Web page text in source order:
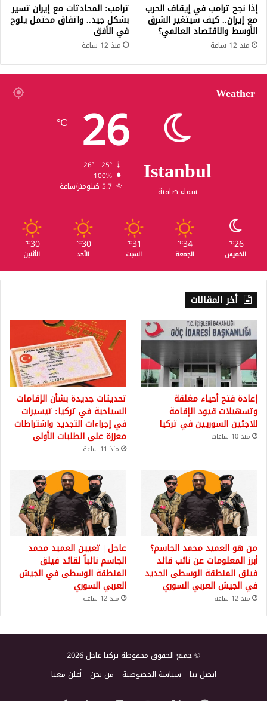
إذا نجح ترامب في إيقاف الحرب
مع إيران.. كيف سيتغير الشرق
الأوسط والاقتصاد العالمي؟
منذ 12 ساعة
ترامب: المحادثات مع إيران تسير
بشكل جيد.. واتفاق محتمل يلوح
في الأفق
منذ 12 ساعة
Weather
Istanbul
سماء صافية
26
℃
26º - 25º
100%
5.7 كيلومتر/ساعة
26
℃
الخميس
34
℃
الجمعة
31
℃
السبت
30
℃
الأحد
30
℃
الأثنين
أخر المقالات
إعادة فتح أحياء مغلقة
وتسهيلات قيود الإقامة
للاجئين السوريين في تركيا
منذ 10 ساعات
تحديثات جديدة بشأن الإقامات
السياحية في تركيا: تيسيرات
في إجراءات التجديد واشتراطات
معززة على الطلبات الأولى
منذ 11 ساعة
من هو العميد محمد الجاسم؟
أبرز المعلومات عن نائب قائد
فيلق المنطقة الوسطى الجديد
في الجيش العربي السوري
منذ 12 ساعة
عاجل | تعيين العميد محمد
الجاسم نائباً لقائد فيلق
المنطقة الوسطى في الجيش
العربي السوري
منذ 12 ساعة
© جميع الحقوق محفوظة تركيا عاجل 2026
اتصل بنا سياسة الخصوصية من نحن أعلن معنا